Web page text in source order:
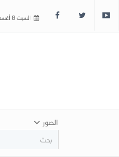
السبت 8 أغسطس 2026 |
الصور